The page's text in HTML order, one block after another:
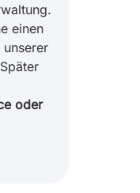
einen
unserer
oder